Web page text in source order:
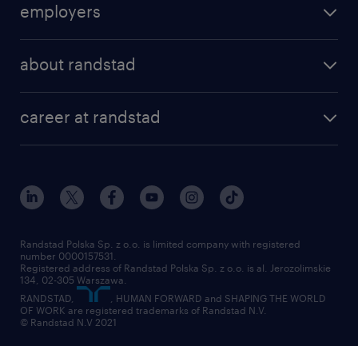
areas of expertise
work for Amazon
employers
about randstad
for suppliers
career at randstad
our world
work at randstad
submit your CV
Randstad Polska Sp. z o.o. is limited company with registered
number 0000157531.
Registered address of Randstad Polska Sp. z o.o. is al. Jerozolimskie
134, 02-305 Warszawa.
RANDSTAD,
, HUMAN FORWARD and SHAPING THE WORLD
OF WORK are registered trademarks of Randstad N.V.
© Randstad N.V 2021